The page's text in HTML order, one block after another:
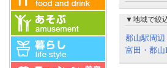
▼地域で絞
郡山駅周辺
富田・郡山